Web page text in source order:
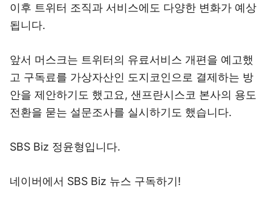
이후 트위터 조직과 서비스에도 다양한 변화가 예상
됩니다.
앞서 머스크는 트위터의 유료서비스 개편을 예고했
고 구독료를 가상자산인 도지코인으로 결제하는 방
안을 제안하기도 했고요, 샌프란시스코 본사의 용도
전환을 묻는 설문조사를 실시하기도 했습니다.
SBS Biz 정윤형입니다.
네이버에서 SBS Biz 뉴스 구독하기!